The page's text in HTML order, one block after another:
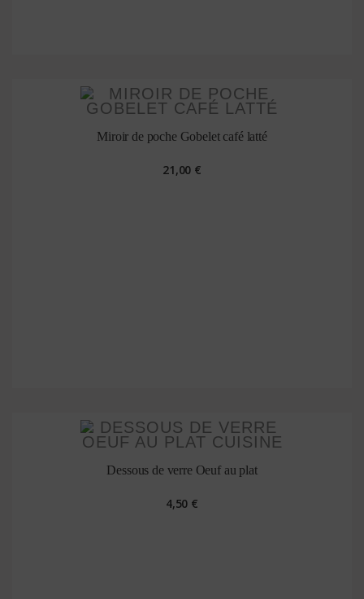
Miroir de poche Gobelet café latté
21,00 €
Dessous de verre Oeuf au plat
4,50 €